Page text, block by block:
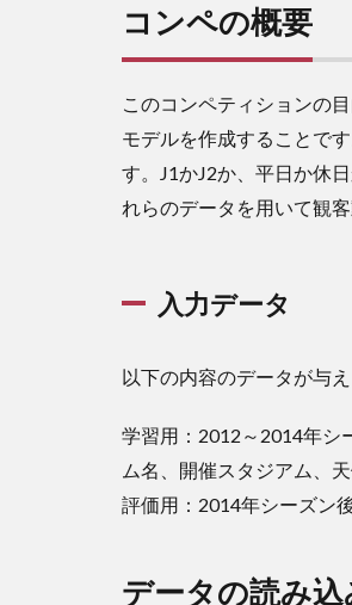
ペ
要
1.1
入力
デー
タ
ー
読
込
み
と
結
コンペの概要
このコンペティションの
モデルを作成することで
す。J1かJ2か、平日か休
れらのデータを用いて観
入力データ
以下の内容のデータが与
学習用：2012～2014年シ
ム名、開催スタジアム、
評価用：2014年シーズン
データの読み